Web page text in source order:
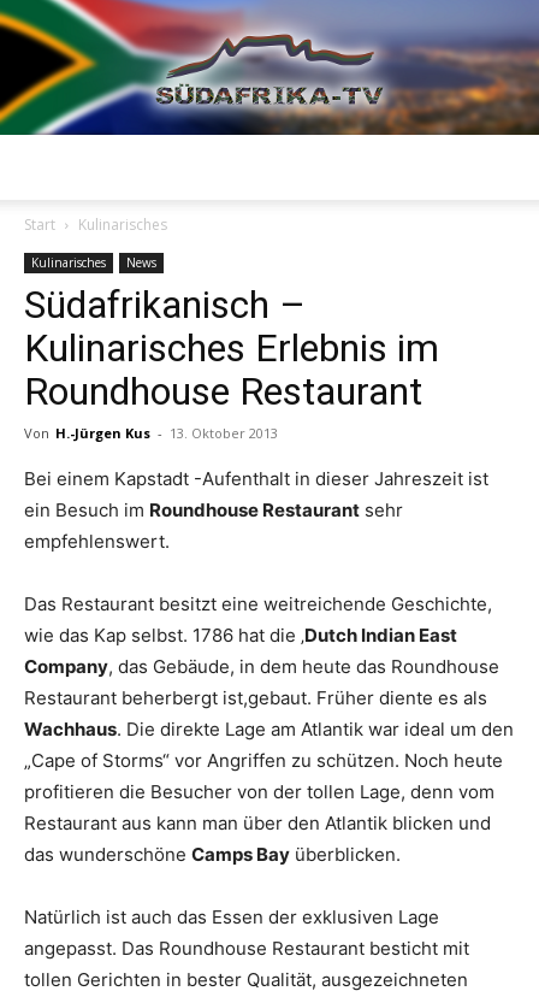
Start Kulinarisches
Kulinarisches News
Südafrikanisch –
Kulinarisches Erlebnis im
Roundhouse Restaurant
Von H.-Jürgen Kus - 13. Oktober 2013
Bei einem Kapstadt -Aufenthalt in dieser Jahreszeit ist
ein Besuch im Roundhouse Restaurant sehr
empfehlenswert.
Das Restaurant besitzt eine weitreichende Geschichte,
wie das Kap selbst. 1786 hat die ‚Dutch Indian East
Company, das Gebäude, in dem heute das Roundhouse
Restaurant beherbergt ist,gebaut. Früher diente es als
Wachhaus. Die direkte Lage am Atlantik war ideal um den
„Cape of Storms“ vor Angriffen zu schützen. Noch heute
profitieren die Besucher von der tollen Lage, denn vom
Restaurant aus kann man über den Atlantik blicken und
das wunderschöne Camps Bay überblicken.
Natürlich ist auch das Essen der exklusiven Lage
angepasst. Das Roundhouse Restaurant besticht mit
tollen Gerichten in bester Qualität, ausgezeichneten